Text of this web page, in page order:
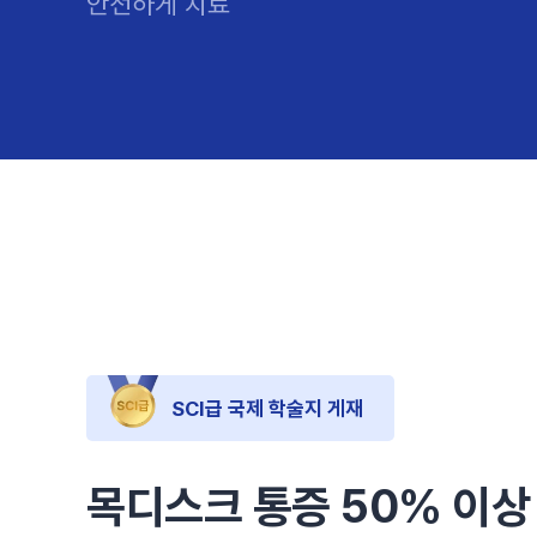
SCI급 국제 학술지 게재
목디스크 통증 50% 이